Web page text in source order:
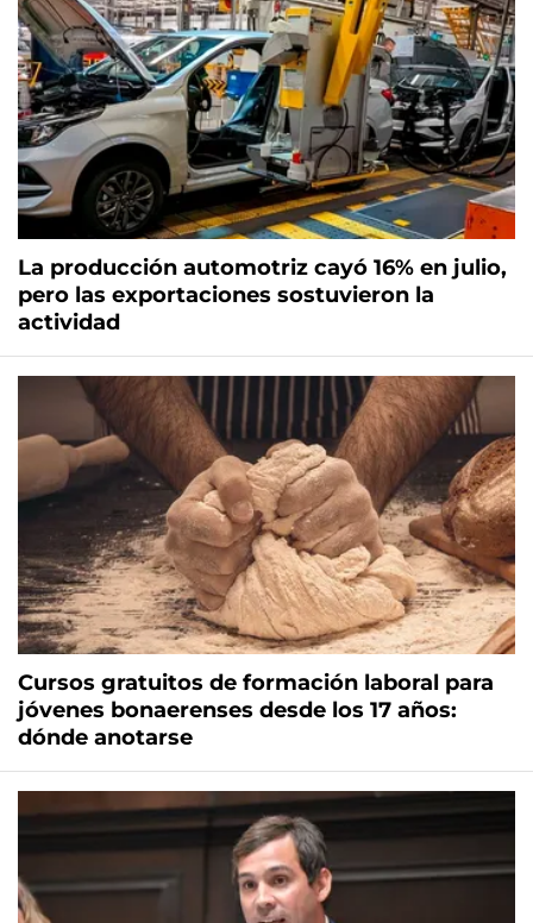
La producción automotriz cayó 16% en julio,
pero las exportaciones sostuvieron la
actividad
Cursos gratuitos de formación laboral para
jóvenes bonaerenses desde los 17 años:
dónde anotarse